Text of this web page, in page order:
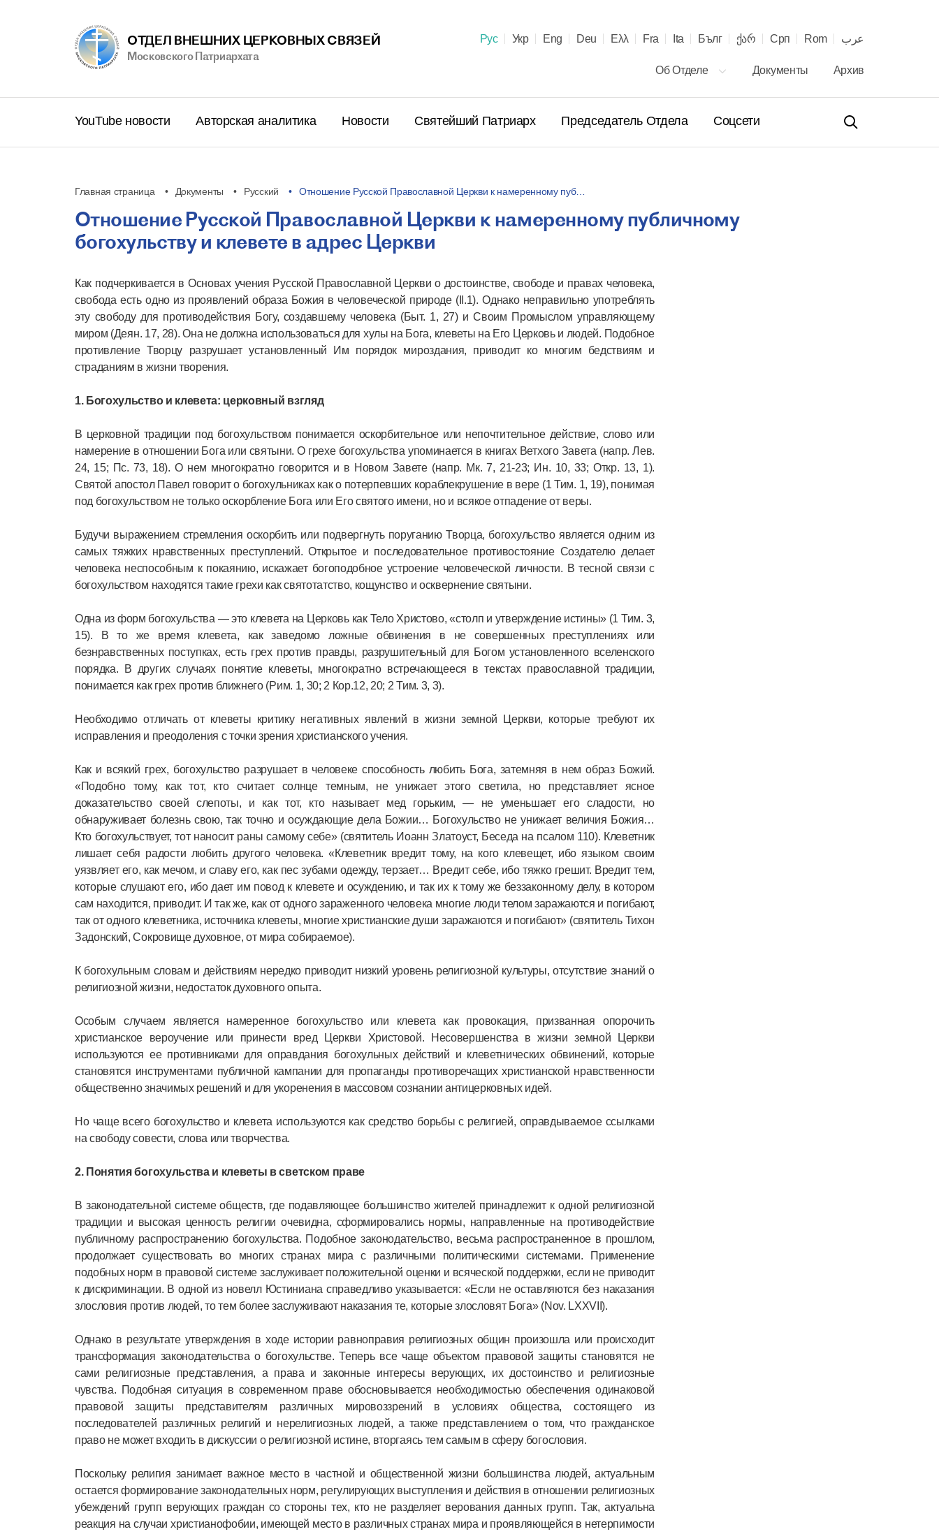
ОТДЕЛ ВНЕШНИХ ЦЕРКОВНЫХ СВЯЗЕЙ
Московского Патриархата
Рус Укр Eng Deu Ελλ Fra Ita Бълг ქარ Срп Rom عرب
Об Отделе Документы Архив
YouTube новости Авторская аналитика Новости Святейший Патриарх Председатель Отдела Соцсети
Главная страница Документы Русский Отношение Русской Православной Церкви к намеренному пуб…
Отношение Русской Православной Церкви к намеренному публичному
богохульству и клевете в адрес Церкви
Как подчеркивается в Основах учения Русской Православной Церкви о достоинстве, свободе и правах человека,
свобода есть одно из проявлений образа Божия в человеческой природе (II.1). Однако неправильно употреблять
эту свободу для противодействия Богу, создавшему человека (Быт. 1, 27) и Своим Промыслом управляющему
миром (Деян. 17, 28). Она не должна использоваться для хулы на Бога, клеветы на Его Церковь и людей. Подобное
противление Творцу разрушает установленный Им порядок мироздания, приводит ко многим бедствиям и
страданиям в жизни творения.
1. Богохульство и клевета: церковный взгляд
В церковной традиции под богохульством понимается оскорбительное или непочтительное действие, слово или
намерение в отношении Бога или святыни. О грехе богохульства упоминается в книгах Ветхого Завета (напр. Лев.
24, 15; Пс. 73, 18). О нем многократно говорится и в Новом Завете (напр. Мк. 7, 21-23; Ин. 10, 33; Откр. 13, 1).
Святой апостол Павел говорит о богохульниках как о потерпевших кораблекрушение в вере (1 Тим. 1, 19), понимая
под богохульством не только оскорбление Бога или Его святого имени, но и всякое отпадение от веры.
Будучи выражением стремления оскорбить или подвергнуть поруганию Творца, богохульство является одним из
самых тяжких нравственных преступлений. Открытое и последовательное противостояние Создателю делает
человека неспособным к покаянию, искажает богоподобное устроение человеческой личности. В тесной связи с
богохульством находятся такие грехи как святотатство, кощунство и осквернение святыни.
Одна из форм богохульства ― это клевета на Церковь как Тело Христово, «столп и утверждение истины» (1 Тим. 3,
15). В то же время клевета, как заведомо ложные обвинения в не совершенных преступлениях или
безнравственных поступках, есть грех против правды, разрушительный для Богом установленного вселенского
порядка. В других случаях понятие клеветы, многократно встречающееся в текстах православной традиции,
понимается как грех против ближнего (Рим. 1, 30; 2 Кор.12, 20; 2 Тим. 3, 3).
Необходимо отличать от клеветы критику негативных явлений в жизни земной Церкви, которые требуют их
исправления и преодоления с точки зрения христианского учения.
Как и всякий грех, богохульство разрушает в человеке способность любить Бога, затемняя в нем образ Божий.
«Подобно тому, как тот, кто считает солнце темным, не унижает этого светила, но представляет ясное
доказательство своей слепоты, и как тот, кто называет мед горьким, ― не уменьшает его сладости, но
обнаруживает болезнь свою, так точно и осуждающие дела Божии… Богохульство не унижает величия Божия…
Кто богохульствует, тот наносит раны самому себе» (святитель Иоанн Златоуст, Беседа на псалом 110). Клеветник
лишает себя радости любить другого человека. «Клеветник вредит тому, на кого клевещет, ибо языком своим
уязвляет его, как мечом, и славу его, как пес зубами одежду, терзает… Вредит себе, ибо тяжко грешит. Вредит тем,
которые слушают его, ибо дает им повод к клевете и осуждению, и так их к тому же беззаконному делу, в котором
сам находится, приводит. И так же, как от одного зараженного человека многие люди телом заражаются и погибают,
так от одного клеветника, источника клеветы, многие христианские души заражаются и погибают» (святитель Тихон
Задонский, Сокровище духовное, от мира собираемое).
К богохульным словам и действиям нередко приводит низкий уровень религиозной культуры, отсутствие знаний о
религиозной жизни, недостаток духовного опыта.
Особым случаем является намеренное богохульство или клевета как провокация, призванная опорочить
христианское вероучение или принести вред Церкви Христовой. Несовершенства в жизни земной Церкви
используются ее противниками для оправдания богохульных действий и клеветнических обвинений, которые
становятся инструментами публичной кампании для пропаганды противоречащих христианской нравственности
общественно значимых решений и для укоренения в массовом сознании антицерковных идей.
Но чаще всего богохульство и клевета используются как средство борьбы с религией, оправдываемое ссылками
на свободу совести, слова или творчества.
2. Понятия богохульства и клеветы в светском праве
В законодательной системе обществ, где подавляющее большинство жителей принадлежит к одной религиозной
традиции и высокая ценность религии очевидна, сформировались нормы, направленные на противодействие
публичному распространению богохульства. Подобное законодательство, весьма распространенное в прошлом,
продолжает существовать во многих странах мира с различными политическими системами. Применение
подобных норм в правовой системе заслуживает положительной оценки и всяческой поддержки, если не приводит
к дискриминации. В одной из новелл Юстиниана справедливо указывается: «Если не оставляются без наказания
злословия против людей, то тем более заслуживают наказания те, которые злословят Бога» (Nov. LXXVII).
Однако в результате утверждения в ходе истории равноправия религиозных общин произошла или происходит
трансформация законодательства о богохульстве. Теперь все чаще объектом правовой защиты становятся не
сами религиозные представления, а права и законные интересы верующих, их достоинство и религиозные
чувства. Подобная ситуация в современном праве обосновывается необходимостью обеспечения одинаковой
правовой защиты представителям различных мировоззрений в условиях общества, состоящего из
последователей различных религий и нерелигиозных людей, а также представлением о том, что гражданское
право не может входить в дискуссии о религиозной истине, вторгаясь тем самым в сферу богословия.
Поскольку религия занимает важное место в частной и общественной жизни большинства людей, актуальным
остается формирование законодательных норм, регулирующих выступления и действия в отношении религиозных
убеждений групп верующих граждан со стороны тех, кто не разделяет верования данных групп. Так, актуальна
реакция на случаи христианофобии, имеющей место в различных странах мира и проявляющейся в нетерпимости